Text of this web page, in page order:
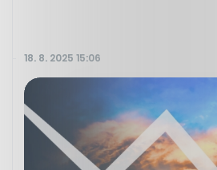
18. 8. 2025 15:06